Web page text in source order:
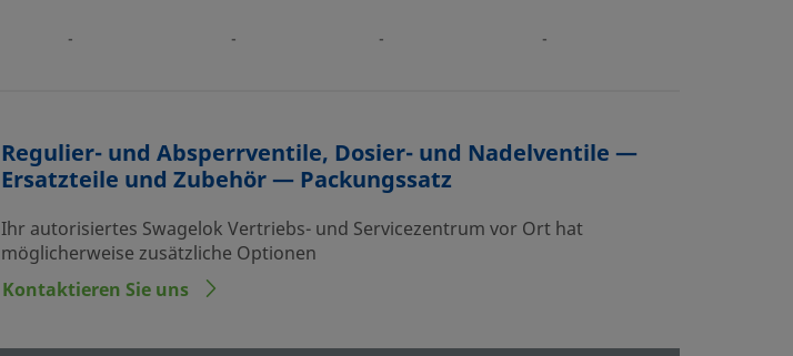
- - - -
Regulier- und Absperrventile, Dosier- und Nadelventile —
Ersatzteile und Zubehör — Packungssatz
Ihr autorisiertes Swagelok Vertriebs- und Servicezentrum vor Ort hat
möglicherweise zusätzliche Optionen
Kontaktieren Sie uns